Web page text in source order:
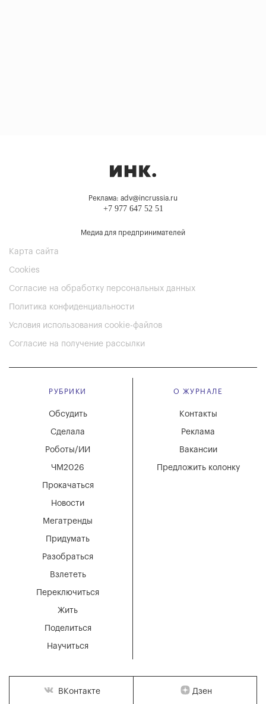
Реклама: adv@incrussia.ru
+7 977 647 52 51
Медиа для предпринимателей
Карта сайта
Cookies
Согласие на обработку персональных данных
Политика конфиденциальности
Условия использования cookie-файлов
Согласие на получение рассылки
РУБРИКИ
Мегатренды
Придумать
Разобраться
Взлететь
Новости
Переключиться
Жить
Поделиться
Научиться
Обсудить
Сделала
Роботы/ИИ
ЧМ2026
Прокачаться
О ЖУРНАЛЕ
Вакансии
Реклама
Контакты
Предложить колонку
ВКонтакте Дзен